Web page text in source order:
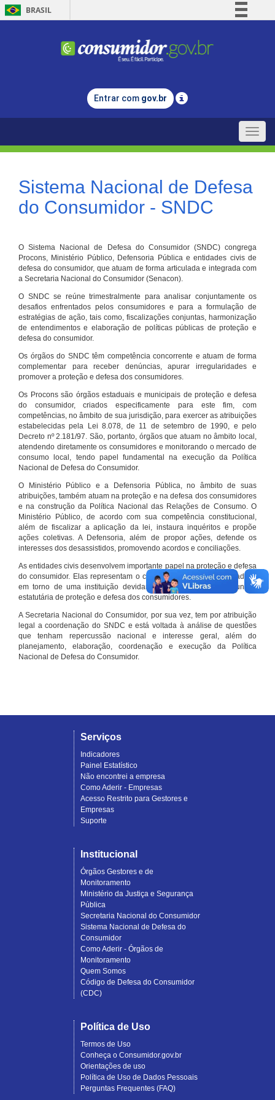
BRASIL
Comunica BR
Legislação
Entrar com gov.br
Toggle
Sistema Nacional de Defesa
do Consumidor - SNDC
O Sistema Nacional de Defesa do Consumidor (SNDC) congrega
Procons, Ministério Público, Defensoria Pública e entidades civis de
defesa do consumidor, que atuam de forma articulada e integrada com
a Secretaria Nacional do Consumidor (Senacon).
O SNDC se reúne trimestralmente para analisar conjuntamente os
desafios enfrentados pelos consumidores e para a formulação de
estratégias de ação, tais como, fiscalizações conjuntas, harmonização
de entendimentos e elaboração de políticas públicas de proteção e
defesa do consumidor.
Os órgãos do SNDC têm competência concorrente e atuam de forma
complementar para receber denúncias, apurar irregularidades e
promover a proteção e defesa dos consumidores.
Os Procons são órgãos estaduais e municipais de proteção e defesa
do consumidor, criados especificamente para este fim, com
competências, no âmbito de sua jurisdição, para exercer as atribuições
estabelecidas pela Lei 8.078, de 11 de setembro de 1990, e pelo
Decreto nº 2.181/97. São, portanto, órgãos que atuam no âmbito local,
atendendo diretamente os consumidores e monitorando o mercado de
consumo local, tendo papel fundamental na execução da Política
Nacional de Defesa do Consumidor.
O Ministério Público e a Defensoria Pública, no âmbito de suas
atribuições, também atuam na proteção e na defesa dos consumidores
e na construção da Política Nacional das Relações de Consumo. O
Ministério Público, de acordo com sua competência constitucional,
além de fiscalizar a aplicação da lei, instaura inquéritos e propõe
ações coletivas. A Defensoria, além de propor ações, defende os
interesses dos desassistidos, promovendo acordos e conciliações.
As entidades civis desenvolvem importante papel na proteção e defesa
do consumidor. Elas representam o conjunto organizado de cidadãos
em torno de uma instituição devidamente registrada e com função
estatutária de proteção e defesa dos consumidores.
A Secretaria Nacional do Consumidor, por sua vez, tem por atribuição
legal a coordenação do SNDC e está voltada à análise de questões
que tenham repercussão nacional e interesse geral, além do
planejamento, elaboração, coordenação e execução da Política
Nacional de Defesa do Consumidor.
Serviços
Indicadores
Painel Estatístico
Não encontrei a empresa
Como Aderir - Empresas
Acesso Restrito para Gestores e
Empresas
Suporte
Institucional
Órgãos Gestores e de
Monitoramento
Ministério da Justiça e Segurança
Pública
Secretaria Nacional do Consumidor
Sistema Nacional de Defesa do
Consumidor
Como Aderir - Órgãos de
Monitoramento
Quem Somos
Código de Defesa do Consumidor
(CDC)
Política de Uso
Termos de Uso
Conheça o Consumidor.gov.br
Orientações de uso
Política de Uso de Dados Pessoais
Perguntas Frequentes (FAQ)